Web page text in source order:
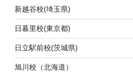
新越谷校(埼玉県)
日暮里校(東京都)
日立駅前校(茨城県)
旭川校（北海道）